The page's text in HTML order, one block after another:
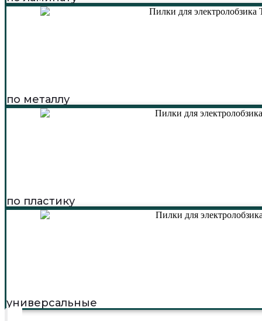
по металлу
по пластику
универсальные